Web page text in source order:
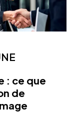
: ce que
de